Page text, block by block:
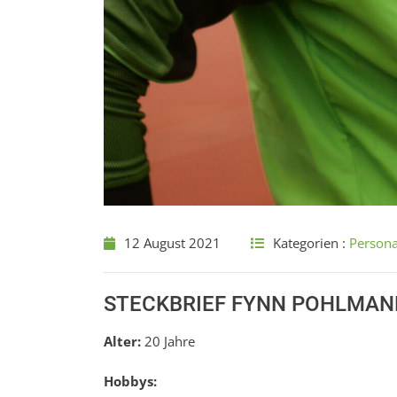
12 August 2021 Kategorien :
STECKBRIEF FYNN
Alter: 20 Jahre
Hobbys: